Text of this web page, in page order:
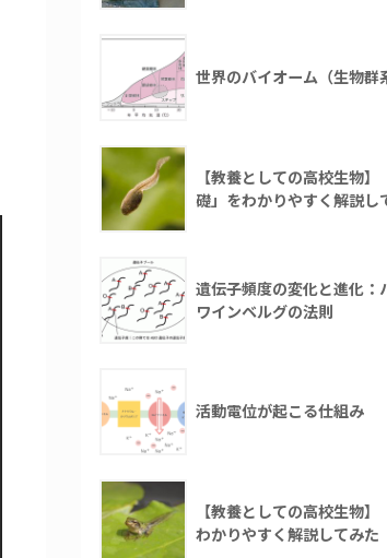
世界のバイオーム（生物群
【教養としての高校生物】
礎」をわかりやすく解説し
遺伝子頻度の変化と進化：
ワインベルグの法則
活動電位が起こる仕組み
【教養としての高校生物】
わかりやすく解説してみた